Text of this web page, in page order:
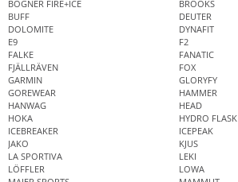
BOGNER FIRE+ICE
BROOKS
BUFF
DEUTER
DOLOMITE
DYNAFIT
E9
F2
FALKE
FANATIC
FJÄLLRÄVEN
FOX
GARMIN
GLORYFY
GOREWEAR
HAMMER
HANWAG
HEAD
HOKA
HYDRO FLASK
ICEBREAKER
ICEPEAK
JAKO
KJUS
LA SPORTIVA
LEKI
LÖFFLER
LOWA